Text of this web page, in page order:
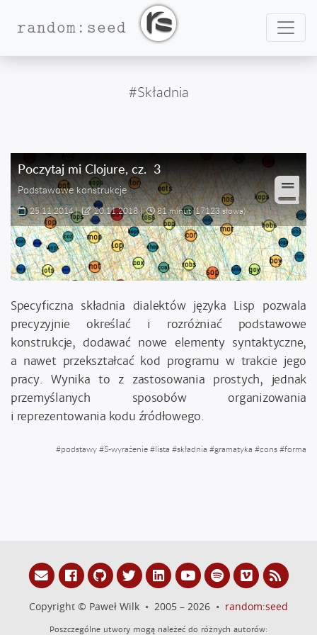
random:seed
#Składnia
Poczytaj mi Clojure, cz.3
Podstawowe konstrukcje
25.11.2014| 20.11.2018| 81 minut(17123 słowa)
Specyficzna składnia dialektów języka Lisp pozwala
precyzyjnie określać i rozróżniać podstawowe
konstrukcje, dodawać nowe elementy syntaktyczne,
a nawet przekształcać kod programu w trakcie jego
pracy. Wynika to z zastosowania prostych, jednak
przemyślanych sposobów organizowania
i reprezentowania kodu źródłowego.
#podstawy#S-wyrażenie#lista #składnia #gramatyka #cons#forma
Copyright © Paweł Wilk • 2005 – 2026 • random:seed
Poszczególne utwory mogą należeć do różnych autorów: